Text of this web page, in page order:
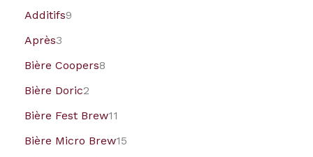
Additifs9
Après3
Bière Coopers8
Bière Doric2
Bière Fest Brew11
Bière Micro Brew15